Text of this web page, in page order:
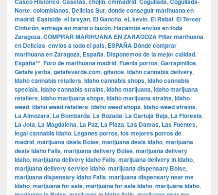
Norte, colombianos, Delicias Sur, donde conseguir marihuana en
madrid, Eastside, el brayan, El Gancho, eL kevin, El Rabal, El Tercer
Cinturón, entrega en mano o buzón. Hacemos envíos en toda
Zaragoza. COMPRAR MARIHUANA EN ZARAGOZA Pillar marihuana
en Delicias, envíos a todo el país, ESPAÑA Dónde comprar
marihuana en Zaragoza, España. Disponemos de la mejor calidad,
España**, Foro de marihuana madrid, Fuenla porros, Garrapinillos,
Getafe yerba, getafeverde.com, gitanos, Idaho cannabis delivery,
Idaho cannabis retailers, Idaho cannabis shops, Idaho cannabis
specials, Idaho cannabis strains, Idaho marijuana, Idaho marijuana
retailers, Idaho marijuana shops, Idaho marijuana strains, Idaho
weed, Idaho weed retailers, Idaho weed shops, Idaho weed strains,
La Almozara, La Bombarda, La Bozada, La Cartuja Baja, La Floresta,
La Jota, La Magdalena, La Paz, La Plaza, Las Damas, Las Fuentes,
legal cannabis Idaho, Leganes porros, los mejores porros de
madrid, marijuana deals Boise, marijuana deals Idaho, marijuana
deals Idaho Falls, marijuana delivery Boise, marijuana delivery
Idaho, marijuana delivery Idaho Falls, marijuana delivery in Idaho,
marijuana delivery service Idaho, marijuana dispensary Boise,
marijuana dispensary Idaho Falls, marijuana dispensary near me
Idaho, marijuana for sale, marijuana for sale Idaho, marijuana Idaho,